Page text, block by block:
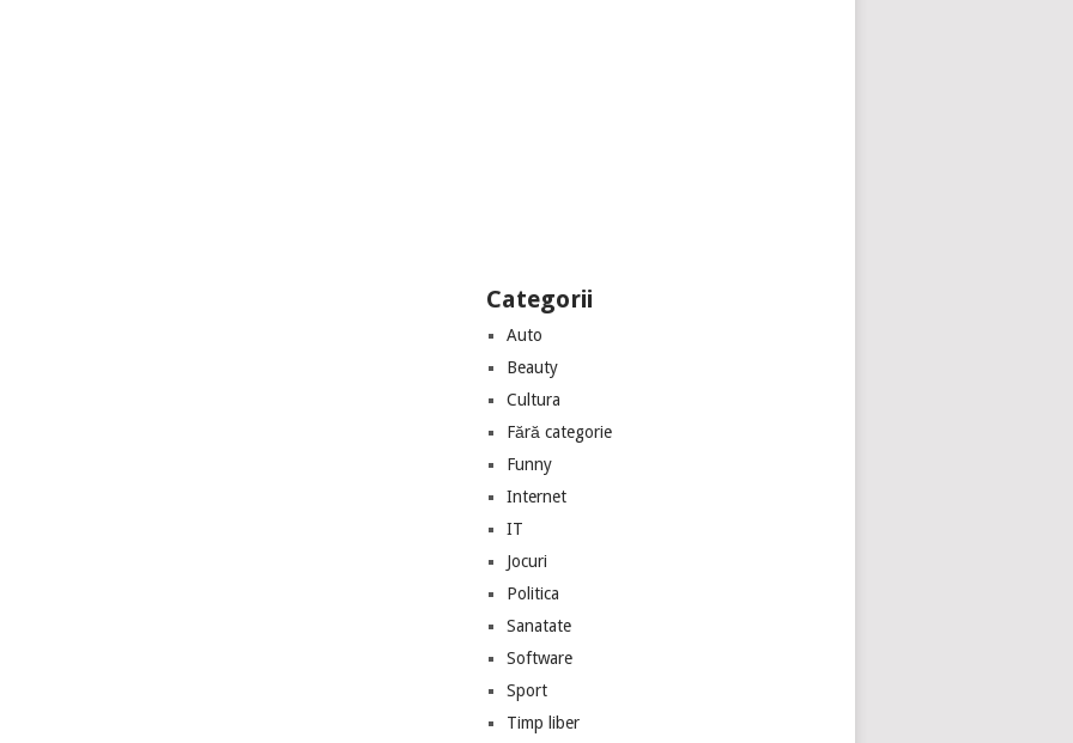
Categorii
Auto
Beauty
Cultura
Fără categorie
Funny
Internet
IT
Jocuri
Politica
Sanatate
Software
Sport
Timp liber